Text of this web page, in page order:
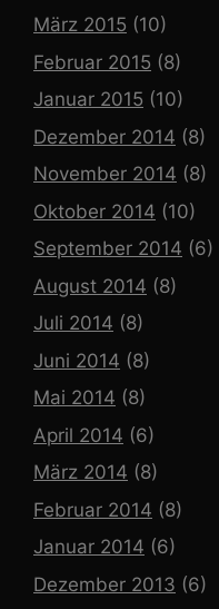
März 2015 (10)
Februar 2015 (8)
Januar 2015 (10)
Dezember 2014 (8)
November 2014 (8)
Oktober 2014 (10)
September 2014 (6)
August 2014 (8)
Juli 2014 (8)
Juni 2014 (8)
Mai 2014 (8)
April 2014 (6)
März 2014 (8)
Februar 2014 (8)
Januar 2014 (6)
Dezember 2013 (6)